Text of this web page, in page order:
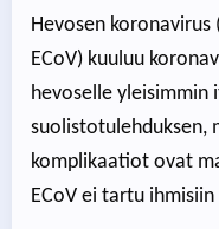
Hevosen
ECoV) kuuluu
hevoselle yleisimmin
suolistotulehduksen,
komplikaatiot ovat
ECoV ei tartu